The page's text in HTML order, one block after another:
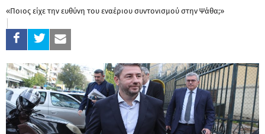
«Ποιος είχε την ευθύνη του εναέριου συντονισμού στην Ψάθα;»